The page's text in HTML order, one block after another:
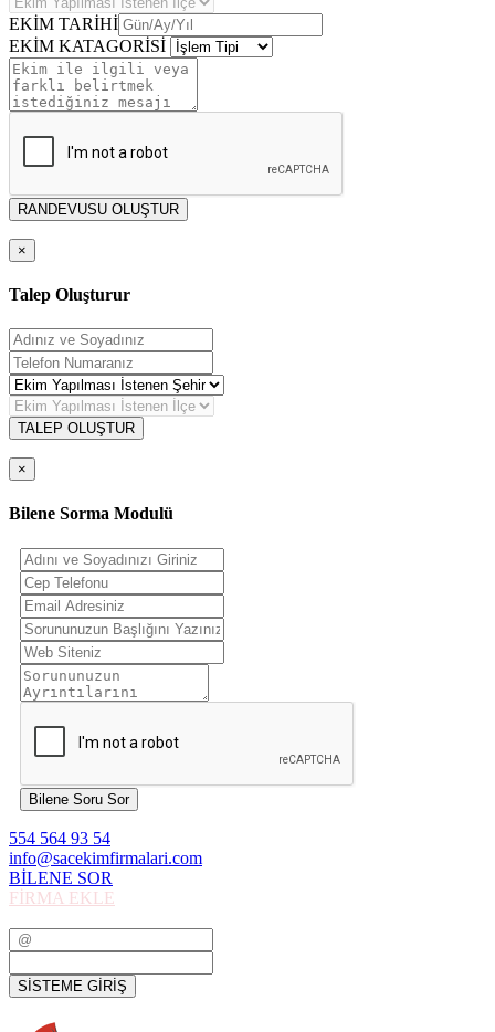
EKİM TARİHİ
EKİM KATAGORİSİ
RANDEVUSU OLUŞTUR
×
Talep Oluşturur
TALEP OLUŞTUR
×
Bilene Sorma Modulü
Bilene Soru Sor
554 564 93 54
info@sacekimfirmalari.com
BİLENE SOR
FİRMA EKLE
SİSTEME GİRİŞ